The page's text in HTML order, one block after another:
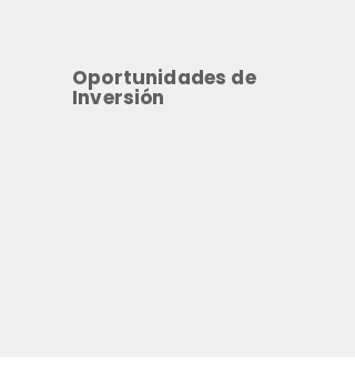
Oportunidades de
Inversión